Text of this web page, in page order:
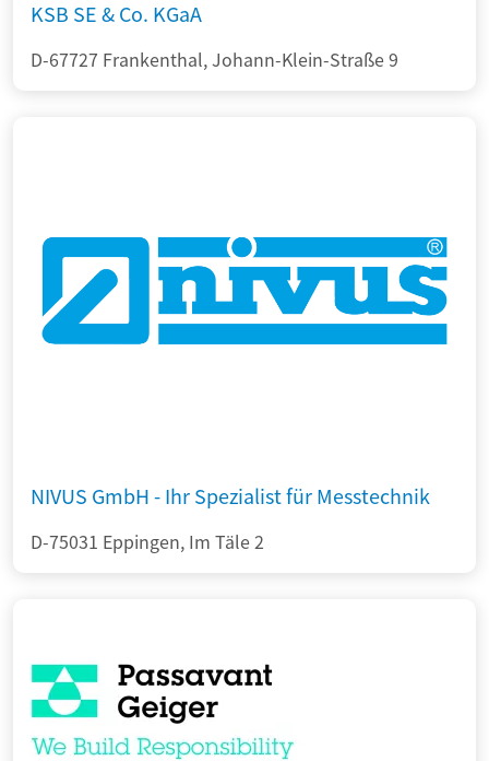
KSB SE & Co. KGaA
D-67727 Frankenthal, Johann-Klein-Straße 9
NIVUS GmbH - Ihr Spezialist für Messtechnik
D-75031 Eppingen, Im Täle 2